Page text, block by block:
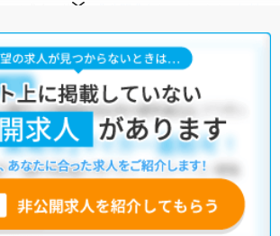
る求人の他に、
ただきます。
語聴覚士求人では以下のような条件が人気です。
用中・新卒OK・正社員(正職員) ・
園
人がございますので、「こだわり条件」から検索
お問い合わせください。
から検索いただくことも可能です。
にお申し込みいただくと、ご希望条件をヒアリン